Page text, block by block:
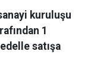
kuruluşu
1
satışa